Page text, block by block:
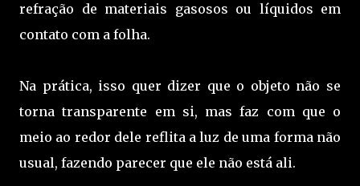
refração de materiais gasosos ou líquidos em
contato com a folha.
Na prática, isso quer dizer que o objeto não se
torna transparente em si, mas faz com que o
meio ao redor dele reflita a luz de uma forma não
usual, fazendo parecer que ele não está ali.